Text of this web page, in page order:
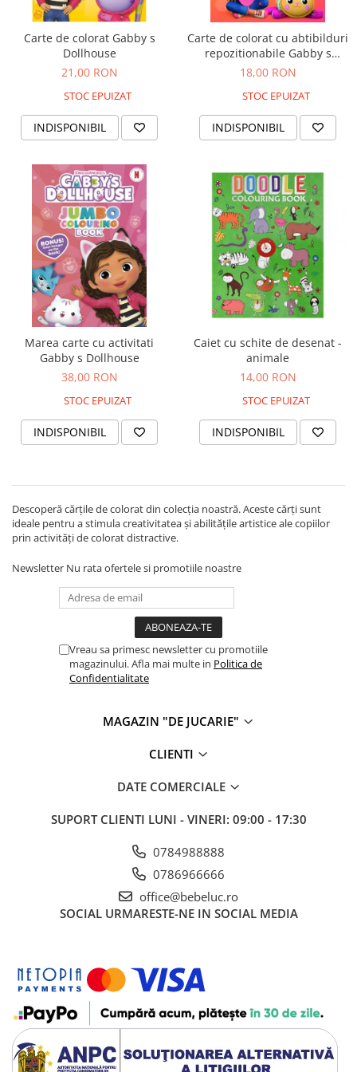
Sacose si Genti
Umbrela copii
Cutiuta metalica
Accesorii bebelusi
Olita bebe
Veioza copii
Produse de Curatenie
Jucarii exterior
Trotinete copii
Jucarii curte
Leagane copii
Karturi copii
Biciclete copii
Trambulina copii
Accesorii locuri de joaca
Tobogan copii
Articole sanatate
Accesorii hranire
Bavetica bebelusi
Carte de colorat Gabby s
Dollhouse
21,00 RON
STOC EPUIZAT
INDISPONIBIL
Carte de colorat cu abtibilduri
repozitionabile Gabby s
Dollhouse
18,00 RON
STOC EPUIZAT
INDISPONIBIL
Marea carte cu activitati
Gabby s Dollhouse
38,00 RON
STOC EPUIZAT
INDISPONIBIL
Caiet cu schite de desenat -
animale
14,00 RON
STOC EPUIZAT
INDISPONIBIL
Descoperă cărțile de colorat din colecția noastră. Aceste cărți sunt
ideale pentru a stimula creativitatea și abilitățile artistice ale copiilor
prin activități de colorat distractive.
Newsletter Nu rata ofertele si promotiile noastre
Vreau sa primesc newsletter cu promotiile
magazinului. Afla mai multe in Politica de
Confidentialitate
MAGAZIN "DE JUCARIE"
CLIENTI
DATE COMERCIALE
SUPORT CLIENTI LUNI - VINERI: 09:00 - 17:30
0784988888
0786966666
office@bebeluc.ro
SOCIAL URMARESTE-NE IN SOCIAL MEDIA